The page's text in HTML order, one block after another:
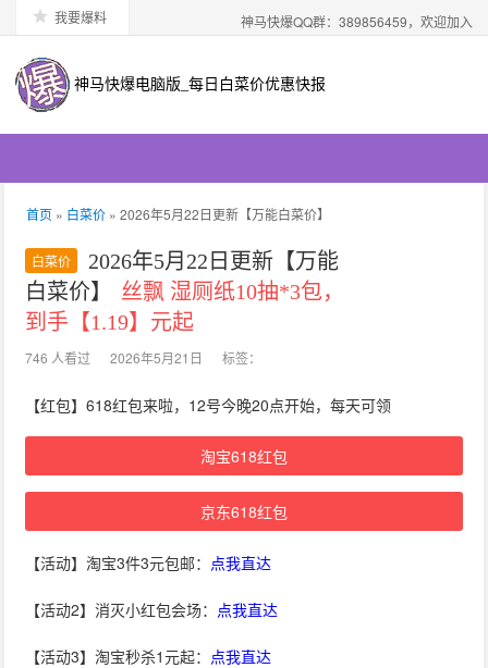
我要爆料 神马快爆QQ群：389856459，欢迎加入
神马快爆电脑版_每日白菜价优惠快报
首页 » 白菜价 » 2026年5月22日更新【万能白菜价】
白菜价
2026年5月22日更新【万能
白菜价】
丝飘 湿厕纸10抽*3包，
到手【1.19】元起
746 人看过 2026年5月21日 标签：
【红包】618红包来啦，12号今晚20点开始，每天可领
淘宝618红包
京东618红包
【活动】淘宝3件3元包邮： 点我直达
【活动2】消灭小红包会场： 点我直达
【活动3】淘宝秒杀1元起： 点我直达